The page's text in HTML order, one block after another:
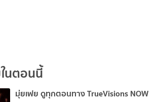
นตอนนี้
มุ่ยเฟย ดูทุกตอนทาง TrueVisions NOW